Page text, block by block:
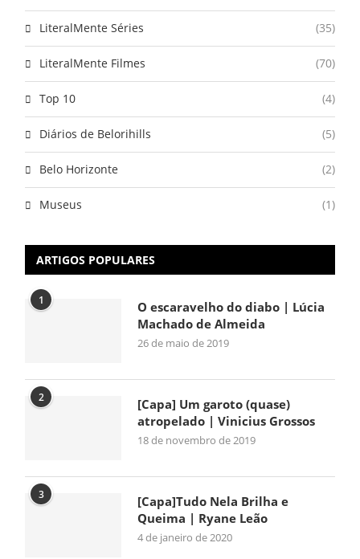
LiteralMente Séries (35)
LiteralMente Filmes (70)
Top 10 (4)
Diários de Belorihills (5)
Belo Horizonte (2)
Museus (1)
ARTIGOS POPULARES
1
O escaravelho do diabo | Lúcia
Machado de Almeida
26 de maio de 2019
2
[Capa] Um garoto (quase)
atropelado | Vinicius Grossos
18 de novembro de 2019
3
[Capa]Tudo Nela Brilha e
Queima | Ryane Leão
4 de janeiro de 2020